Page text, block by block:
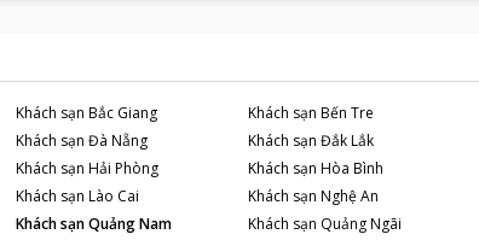
Khách sạn Bắc Giang Khách sạn Bến Tre
Khách sạn Đà Nẵng Khách sạn Đắk Lắk
Khách sạn Hải Phòng Khách sạn Hòa Bình
Khách sạn Lào Cai Khách sạn Nghệ An
Khách sạnQuảng Nam Khách sạn Quảng Ngãi